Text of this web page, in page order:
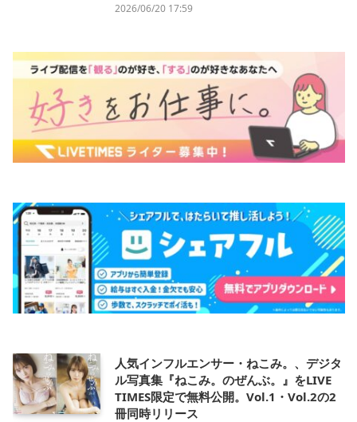
2026/06/20 17:59
人気インフルエンサー・ねこみ。、デジタ
ル写真集『ねこみ。のぜんぶ。』をLIVE
TIMES限定で無料公開。Vol.1・Vol.2の2
冊同時リリース